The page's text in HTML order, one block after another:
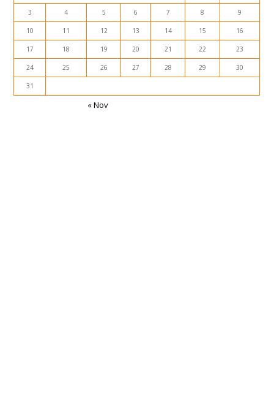
3 4 5 6 7 8 9
10 11 12 13 14 15 16
17 18 19 20 21 22 23
24 25 26 27 28 29 30
31
« Nov